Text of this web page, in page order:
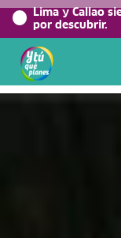
Lima y Callao
por descubrir.
Home/Blog viajero